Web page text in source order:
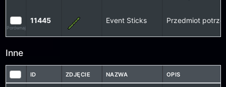
Porównaj
11445 Event Sticks Przedmiot
Inne
ID ZDJĘCIE NAZWA OPIS